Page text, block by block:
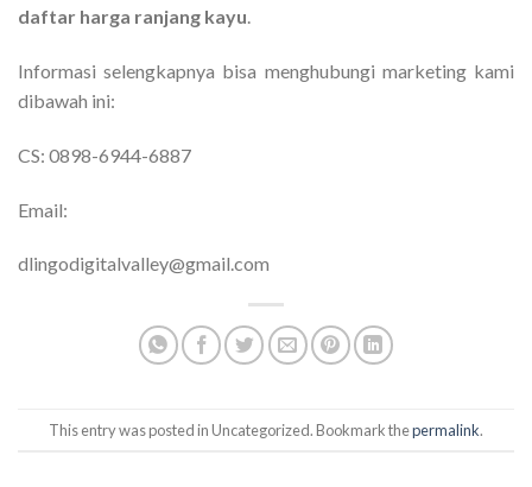
daftar harga ranjang kayu.
Informasi selengkapnya bisa menghubungi marketing kami
dibawah ini:
CS: 0898-6944-6887
Email:
dlingodigitalvalley@gmail.com
This entry was posted in Uncategorized. Bookmark thepermalink.